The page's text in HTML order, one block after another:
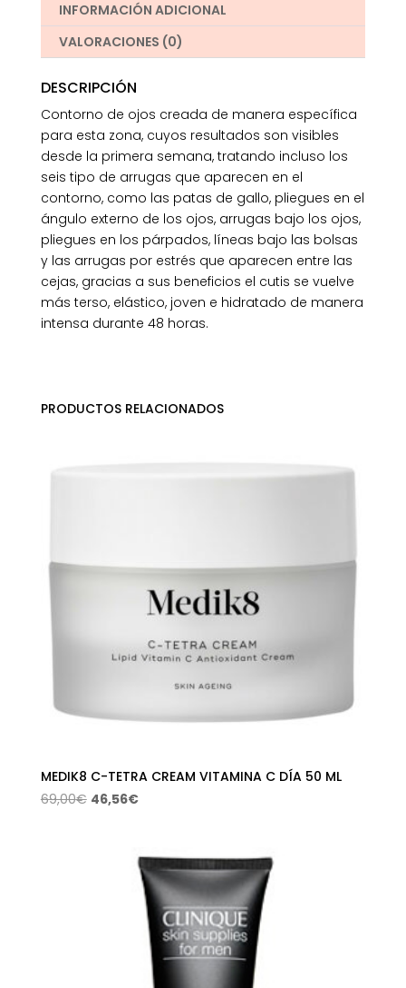
INFORMACIÓN ADICIONAL
VALORACIONES (0)
DESCRIPCIÓN
Contorno de ojos creada de manera específica
para esta zona, cuyos resultados son visibles
desde la primera semana, tratando incluso los
seis tipo de arrugas que aparecen en el
contorno, como las patas de gallo, pliegues en el
ángulo externo de los ojos, arrugas bajo los ojos,
pliegues en los párpados, líneas bajo las bolsas
y las arrugas por estrés que aparecen entre las
cejas, gracias a sus beneficios el cutis se vuelve
más terso, elástico, joven e hidratado de manera
intensa durante 48 horas.
PRODUCTOS RELACIONADOS
MEDIK8 C-TETRA CREAM VITAMINA C DÍA 50 ML
69,00€ El
46,56€El
es:
46,56€.